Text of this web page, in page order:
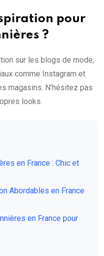
pour
?
sur les blogs de mode,
comme Instagram et
magasins. N’hésitez pas
looks.
en France : Chic et
Abordables en France
en France pour